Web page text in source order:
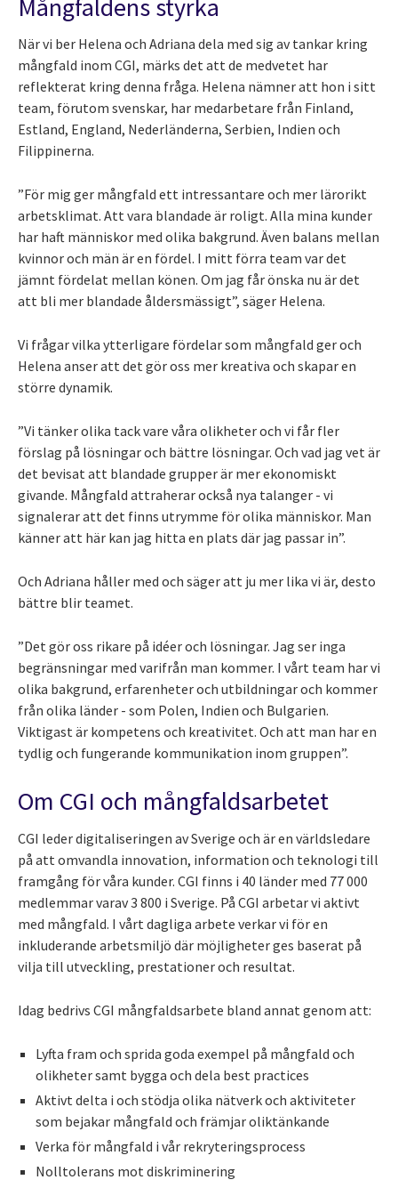
Mångfaldens styrka
När vi ber Helena och Adriana dela med sig av tankar kring
mångfald inom CGI, märks det att de medvetet har
reflekterat kring denna fråga. Helena nämner att hon i sitt
team, förutom svenskar, har medarbetare från Finland,
Estland, England, Nederländerna, Serbien, Indien och
Filippinerna.
”För mig ger mångfald ett intressantare och mer lärorikt
arbetsklimat. Att vara blandade är roligt. Alla mina kunder
har haft människor med olika bakgrund. Även balans mellan
kvinnor och män är en fördel. I mitt förra team var det
jämnt fördelat mellan könen. Om jag får önska nu är det
att bli mer blandade åldersmässigt”, säger Helena.
Vi frågar vilka ytterligare fördelar som mångfald ger och
Helena anser att det gör oss mer kreativa och skapar en
större dynamik.
”Vi tänker olika tack vare våra olikheter och vi får fler
förslag på lösningar och bättre lösningar. Och vad jag vet är
det bevisat att blandade grupper är mer ekonomiskt
givande. Mångfald attraherar också nya talanger - vi
signalerar att det finns utrymme för olika människor. Man
känner att här kan jag hitta en plats där jag passar in”.
Och Adriana håller med och säger att ju mer lika vi är, desto
bättre blir teamet.
”Det gör oss rikare på idéer och lösningar. Jag ser inga
begränsningar med varifrån man kommer. I vårt team har vi
olika bakgrund, erfarenheter och utbildningar och kommer
från olika länder - som Polen, Indien och Bulgarien.
Viktigast är kompetens och kreativitet. Och att man har en
tydlig och fungerande kommunikation inom gruppen”.
Om CGI och mångfaldsarbetet
CGI leder digitaliseringen av Sverige och är en världsledare
på att omvandla innovation, information och teknologi till
framgång för våra kunder. CGI finns i 40 länder med 77 000
medlemmar varav 3 800 i Sverige. På CGI arbetar vi aktivt
med mångfald. I vårt dagliga arbete verkar vi för en
inkluderande arbetsmiljö där möjligheter ges baserat på
vilja till utveckling, prestationer och resultat.
Idag bedrivs CGI mångfaldsarbete bland annat genom att:
Lyfta fram och sprida goda exempel på mångfald och
olikheter samt bygga och dela best practices
Aktivt delta i och stödja olika nätverk och aktiviteter
som bejakar mångfald och främjar oliktänkande
Verka för mångfald i vår rekryteringsprocess
Nolltolerans mot diskriminering